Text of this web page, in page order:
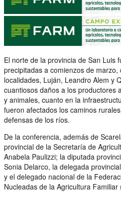
El norte de la provincia de San Luis
precipitadas a comienzos de
localidades, Luján, Leandro Alem y
cuantiosos daños a los productores
y animales, cuanto en la
fueron afectados los caminos
defensas de los ríos.
De la conferencia, además de
provincial de la Secretaría de
Anabela Paulizzi; la diputada
Sonia Delarco, la delegada
y el delegado nacional de la
Nucleadas de la Agricultura